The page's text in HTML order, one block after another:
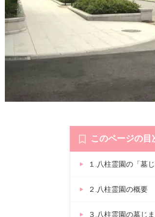
このページの目
１.八柱霊園の「墓
２.八柱霊園の概要
３.八柱霊園の墓じ